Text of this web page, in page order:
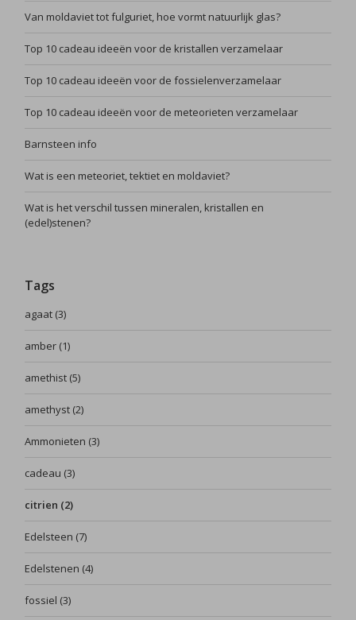
Van moldaviet tot fulguriet, hoe vormt natuurlijk glas?
Top 10 cadeau ideeën voor de kristallen verzamelaar
Top 10 cadeau ideeën voor de fossielenverzamelaar
Top 10 cadeau ideeën voor de meteorieten verzamelaar
Barnsteen info
Wat is een meteoriet, tektiet en moldaviet?
Wat is het verschil tussen mineralen, kristallen en
(edel)stenen?
Tags
agaat (3)
amber (1)
amethist (5)
amethyst (2)
Ammonieten (3)
cadeau (3)
citrien (2)
Edelsteen (7)
Edelstenen (4)
fossiel (3)